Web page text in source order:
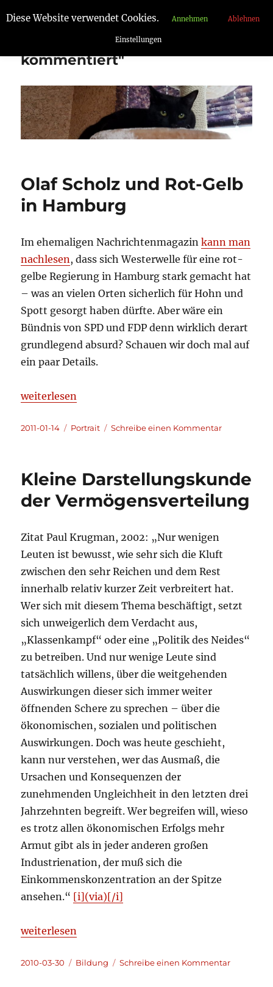
"Aufgelesen und
kommentiert"
Olaf Scholz und Rot-Gelb
in Hamburg
Im ehemaligen Nachrichtenmagazinkann man
nachlesen, dass sich Westerwelle für eine rot-
gelbe Regierung in Hamburg stark gemacht hat
– was an vielen Orten sicherlich für Hohn und
Spott gesorgt haben dürfte. Aber wäre ein
Bündnis von SPD und FDP denn wirklich derart
grundlegend absurd? Schauen wir doch mal auf
ein paar Details.
„Olaf Scholz und Rot-Gelb in Hamburg“
weiterlesen
Veröffentlicht
2011-01-14 Kategorien
Portrait Schreibe einen Kommentarzu
Rot-
in
Kleine Darstellungskunde
der Vermögensverteilung
Zitat Paul Krugman, 2002: „Nur wenigen
Leuten ist bewusst, wie sehr sich die Kluft
zwischen den sehr Reichen und dem Rest
innerhalb relativ kurzer Zeit verbreitert hat.
Wer sich mit diesem Thema beschäftigt, setzt
sich unweigerlich dem Verdacht aus,
„Klassenkampf“ oder eine „Politik des Neides“
zu betreiben. Und nur wenige Leute sind
tatsächlich willens, über die weitgehenden
Auswirkungen dieser sich immer weiter
öffnenden Schere zu sprechen – über die
ökonomischen, sozialen und politischen
Auswirkungen. Doch was heute geschieht,
kann nur verstehen, wer das Ausmaß, die
Ursachen und Konsequenzen der
zunehmenden Ungleichheit in den letzten drei
Jahrzehnten begreift. Wer begreifen will, wieso
es trotz allen ökonomischen Erfolgs mehr
Armut gibt als in jeder anderen großen
Industrienation, der muß sich die
Einkommenskonzentration an der Spitze
ansehen.“ [i](via)[/i]
„Kleine Darstellungskunde der
weiterlesen
Veröffentlicht
2010-03-30 Kategorien
Bildung Schreibe einen Kommentarzu
Diese Website verwendet Cookies. Annehmen Ablehnen
Einstellungen